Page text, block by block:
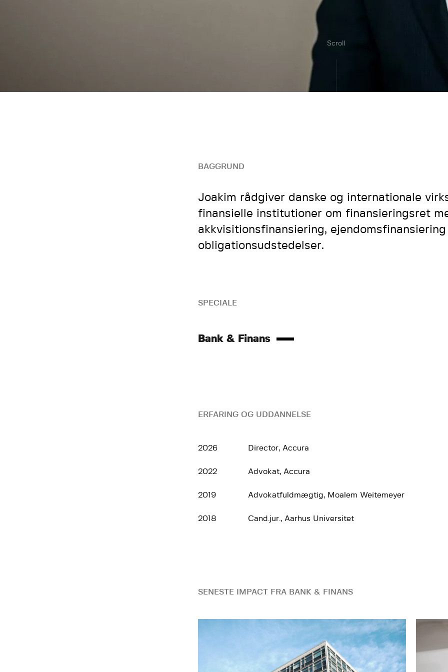
Scroll
BAGGRUND
Joakim rådgiver danske og internationale
finansielle institutioner om finansieringsret
akkvisitionsfinansiering,
obligationsudstedelser.
SPECIALE
Bank & Finans
ERFARING OG UDDANNELSE
2026 Director, Accura
2022 Advokat, Accura
2019 Advokatfuldmægtig, Moalem Weitemeyer
2018 Cand.jur., Aarhus Universitet
SENESTE IMPACT FRA BANK & FINANS